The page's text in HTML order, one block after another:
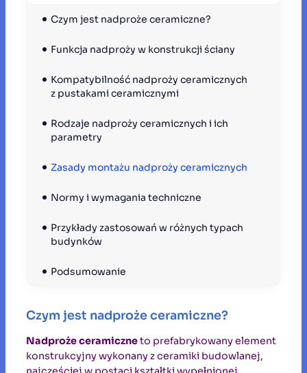
Czym jest nadproże ceramiczne?
Funkcja nadproży w konstrukcji ściany
Kompatybilność nadproży ceramicznych
z pustakami ceramicznymi
Rodzaje nadproży ceramicznych i ich
parametry
Zasady montażu nadproży ceramicznych
Normy i wymagania techniczne
Przykłady zastosowań w różnych typach
budynków
Podsumowanie
Czym jest nadproże ceramiczne?
Nadproże ceramiczneto prefabrykowany element
konstrukcyjny wykonany z ceramiki budowlanej,